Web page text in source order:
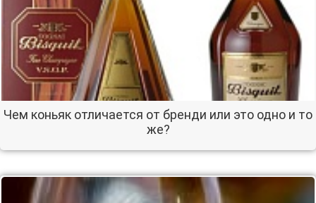
Чем коньяк отличается от бренди или это одно и то
же?